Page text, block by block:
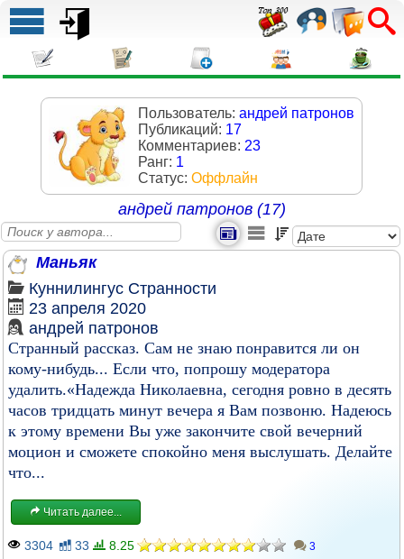
Пользователь: андрей патронов
Публикаций: 17
Комментариев: 23
Ранг: 1
Статус: Оффлайн
андрей патронов (17)
Маньяк
Куннилингус Странности
23 апреля 2020
андрей патронов
Странный рассказ. Сам не знаю понравится ли он
кому-нибудь... Если что, попрошу модератора
удалить.«Надежда Николаевна, сегодня ровно в десять
часов тридцать минут вечера я Вам позвоню. Надеюсь
к этому времени Вы уже закончите свой вечерний
моцион и сможете спокойно меня выслушать. Делайте
что...
Читать далее...
3304 33 8.25 3